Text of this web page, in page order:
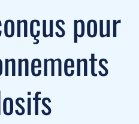
pour